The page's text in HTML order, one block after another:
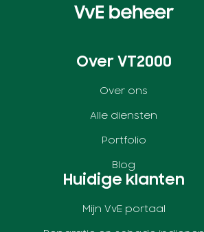
Over VT2000
Over ons
Alle diensten
Portfolio
Blog
Huidige klanten
Mijn VvE portaal